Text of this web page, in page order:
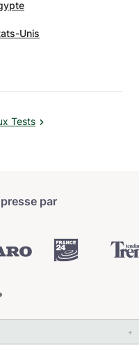
Unis
Tests
par